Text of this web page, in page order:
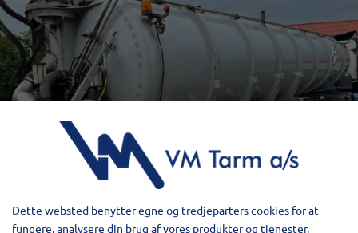
Dette websted benytter egne og tredjeparters cookies for at
fungere, analysere din brug af vores produkter og tjenester,